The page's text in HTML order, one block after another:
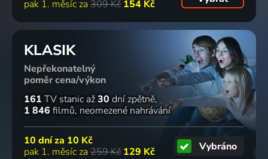
pak 1. měsíc za 309 Kč 154 Kč
KLASIK
Nepřekonatelný
poměr cena/výkon
161 TV stanic až30 dní zpětně
1 846 filmů neomezené nahrávání
10 dní za 10 Kč
pak 1. měsíc za 259 Kč 129 Kč Vybráno